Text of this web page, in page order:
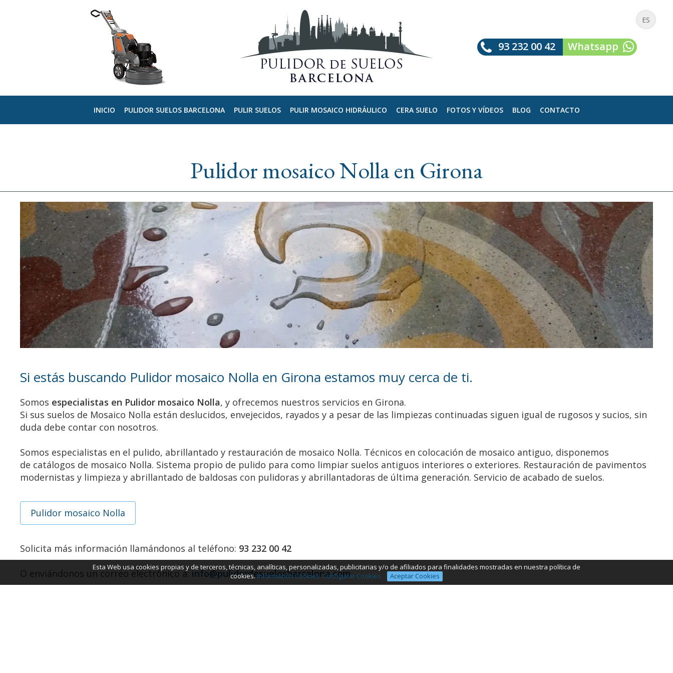
ES
93 232 00 42 Whatsapp
INICIO PULIDOR SUELOS BARCELONA PULIR SUELOS PULIR MOSAICO HIDRÁULICO CERA SUELO FOTOS Y VÍDEOS BLOG CONTACTO
Pulidor mosaico Nolla en Girona
Si estás buscando Pulidor mosaico Nolla en Girona estamos muy cerca de ti.
Somos especialistas en Pulidor mosaico Nolla, y ofrecemos nuestros servicios en Girona.
Si sus suelos de Mosaico Nolla están deslucidos, envejecidos, rayados y a pesar de las limpiezas continuadas siguen igual de rugosos y sucios, sin
duda debe contar con nosotros.
Somos especialistas en el pulido, abrillantado y restauración de mosaico Nolla. Técnicos en colocación de mosaico antiguo, disponemos
de catálogos de mosaico Nolla. Sistema propio de pulido para como limpiar suelos antiguos interiores o exteriores. Restauración de pavimentos
modernistas y limpieza y abrillantado de baldosas con pulidoras y abrillantadoras de última generación. Servicio de acabado de suelos.
Pulidor mosaico Nolla
Solicita más información llamándonos al teléfono: 93 232 00 42
O enviándonos un correo electrónico a: info@pulidordesuelosbarcelona.com
Esta Web usa cookies propias y de terceros, técnicas, analíticas, personalizadas, publicitarias y/o de afiliados para finalidades mostradas en nuestra política de
cookies.Información Cookies.Configurar Cookies. Aceptar Cookies